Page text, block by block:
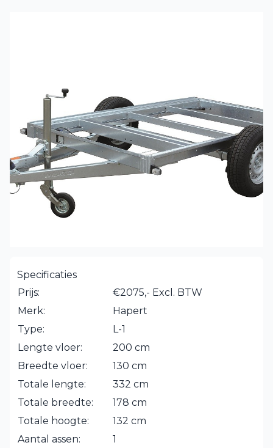
Specificaties
Prijs:
€2075,- Excl. BTW
Merk:
Hapert
Type:
L-1
Lengte vloer:
200 cm
Breedte vloer:
130 cm
Totale lengte:
332 cm
Totale breedte:
178 cm
Totale hoogte:
132 cm
Aantal assen:
1